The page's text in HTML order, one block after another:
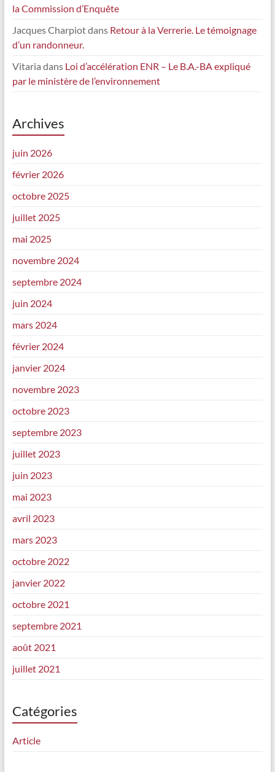
la Commission d’Enquête
Jacques Charpiotdans Retour à la Verrerie. Le témoignage
d’un randonneur.
Vitaria dans Loi d’accélération ENR – Le B.A.-BA expliqué
par le ministère de l’environnement
Archives
juin 2026
février 2026
octobre 2025
juillet 2025
mai 2025
novembre 2024
septembre 2024
juin 2024
mars 2024
février 2024
janvier 2024
novembre 2023
octobre 2023
septembre 2023
juillet 2023
juin 2023
mai 2023
avril 2023
mars 2023
octobre 2022
janvier 2022
octobre 2021
septembre 2021
août 2021
juillet 2021
Catégories
Article